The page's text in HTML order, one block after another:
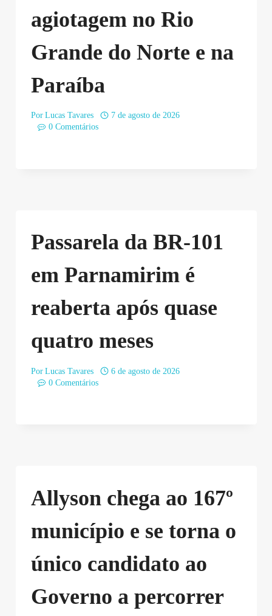
agiotagem no Rio
Grande do Norte e na
Paraíba
Por Lucas Tavares
7 de agosto de 2026
0 Comentários
Passarela da BR-101
em Parnamirim é
reaberta após quase
quatro meses
Por Lucas Tavares
6 de agosto de 2026
0 Comentários
Allyson chega ao 167º
município e se torna o
único candidato ao
Governo a percorrer